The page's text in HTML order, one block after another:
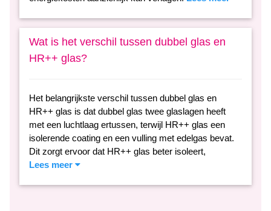
Wat is het verschil tussen dubbel glas en
HR++ glas?
Het belangrijkste verschil tussen dubbel glas en
HR++ glas is dat dubbel glas twee glaslagen heeft
met een luchtlaag ertussen, terwijl HR++ glas een
isolerende coating en een vulling met edelgas bevat.
Dit zorgt ervoor dat HR++ glas beter isoleert,
Lees meer